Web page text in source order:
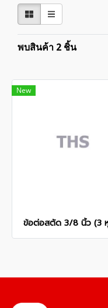
พบสินค้า 2 ชิ้น
New
ข้อต่อสตัด 3/8 นิ้ว (3